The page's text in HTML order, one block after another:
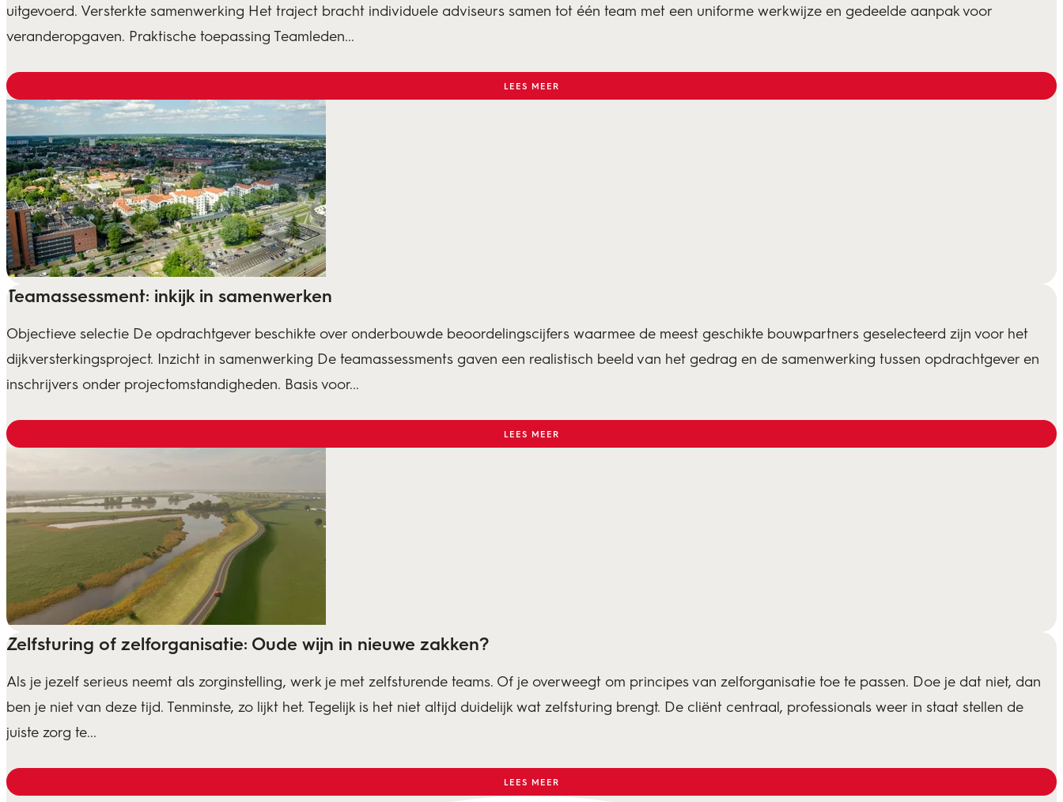
uitgevoerd. Versterkte samenwerking Het traject bracht individuele adviseurs samen tot één team met een uniforme werkwijze en gedeelde aanpak voor
veranderopgaven. Praktische toepassing Teamleden...
LEES MEER
Teamassessment: inkijk in samenwerken
Objectieve selectie De opdrachtgever beschikte over onderbouwde beoordelingscijfers waarmee de meest geschikte bouwpartners geselecteerd zijn voor het
dijkversterkingsproject. Inzicht in samenwerking De teamassessments gaven een realistisch beeld van het gedrag en de samenwerking tussen opdrachtgever en
inschrijvers onder projectomstandigheden. Basis voor...
LEES MEER
Zelfsturing of zelforganisatie: Oude wijn in nieuwe zakken?
Als je jezelf serieus neemt als zorginstelling, werk je met zelfsturende teams. Of je overweegt om principes van zelforganisatie toe te passen. Doe je dat niet, dan
ben je niet van deze tijd. Tenminste, zo lijkt het. Tegelijk is het niet altijd duidelijk wat zelfsturing brengt. De cliënt centraal, professionals weer in staat stellen de
juiste zorg te...
LEES MEER